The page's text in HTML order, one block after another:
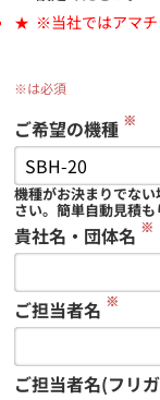
※当社ではアマチ
※は必須
ご希望の機種 ※
機種がお決まりでな
さい。簡単自動見積も
貴社名・団体名 ※
ご担当者名 ※
ご担当者名(フリ